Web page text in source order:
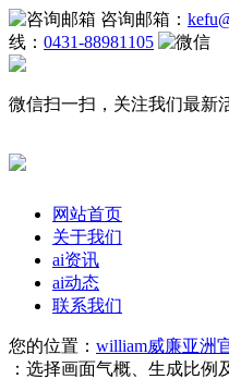
咨询邮箱：
线： 0431-88981105
微信扫一扫，关注我们最新
网站首页
关于我们
ai资讯
ai动态
联系我们
您的位置： william威廉亚洲
：选择画面气概、生成比例